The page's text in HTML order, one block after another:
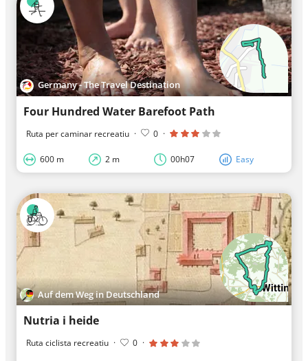
Germany - The Travel Destination
Four Hundred Water Barefoot Path
Ruta per caminar recreatiu · 0 ·
600 m 2 m 00h07 Easy
Auf dem Weg in Deutschland
Nutria i heide
Ruta ciclista recreatiu · 0 ·